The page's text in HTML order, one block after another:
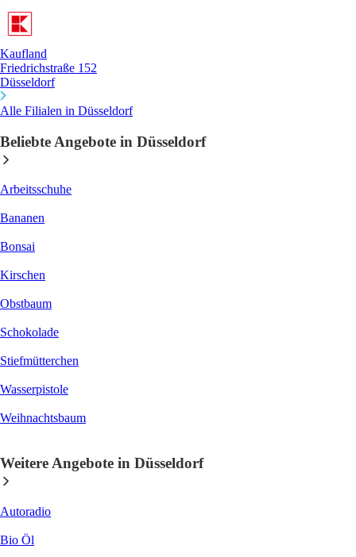
Kaufland
Friedrichstraße 152
Düsseldorf
Alle Filialen in Düsseldorf
Beliebte Angebote in Düsseldorf
Arbeitsschuhe
Bananen
Bonsai
Kirschen
Obstbaum
Schokolade
Stiefmütterchen
Wasserpistole
Weihnachtsbaum
Weitere Angebote in Düsseldorf
Autoradio
Bio Öl